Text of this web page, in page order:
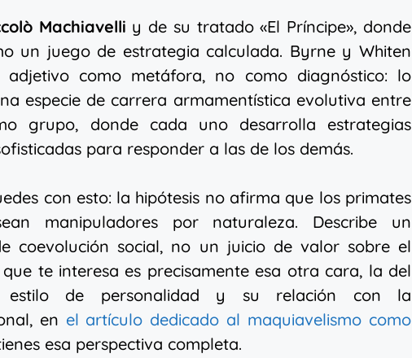
Machiavelli y de su tratado «El Príncipe», donde
un juego de estrategia calculada. Byrne y Whiten
adjetivo como metáfora, no como diagnóstico: lo
especie de carrera armamentística evolutiva entre
grupo, donde cada uno desarrolla estrategias
para responder a las de los demás.
con esto: la hipótesis no afirma que los primates
manipuladores por naturaleza. Describe un
coevolución social, no un juicio de valor sobre el
te interesa es precisamente esa otra cara, la del
estilo de personalidad y su relación con la
en el artículo dedicado al maquiavelismo como
esa perspectiva completa.